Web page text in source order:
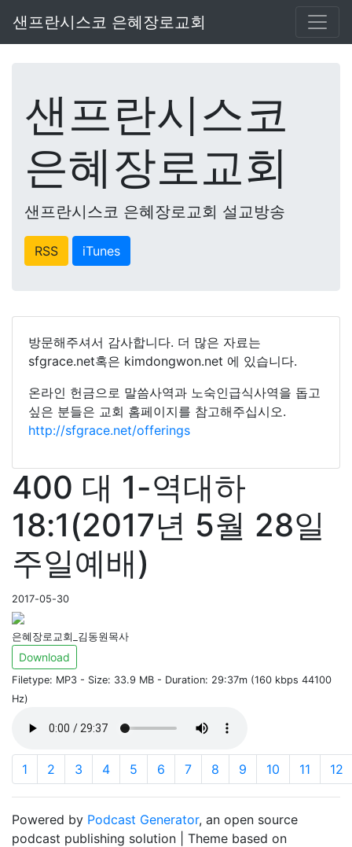
샌프란시스코 은혜장로교회
샌프란시스코
은혜장로교회
샌프란시스코 은혜장로교회 설교방송
RSS iTunes
방문해주셔서 감사합니다. 더 많은 자료는
sfgrace.net혹은 kimdongwon.net 에 있습니다.
온라인 헌금으로 말씀사역과 노숙인급식사역을 돕고
싶은 분들은 교회 홈페이지를 참고해주십시오.
http://sfgrace.net/offerings
400 대 1-역대하
18:1(2017년 5월 28일
주일예배)
2017-05-30
은혜장로교회_김동원목사
Download
Filetype: MP3 - Size: 33.9 MB - Duration: 29:37m (160 kbps 44100
Hz)
1 2 3 4 5 6 7 8 9 10 11 12
Powered by Podcast Generator, an open source
podcast publishing solution | Theme based on